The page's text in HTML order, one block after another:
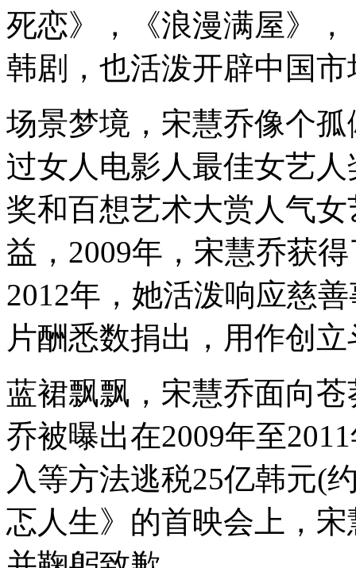
死恋》，《浪漫满屋》
韩剧，也活泼开辟中国
场景梦境，宋慧乔像个
过女人电影人最佳女艺
奖和百想艺术大赏人气
益，2009年，宋慧乔获
2012年，她活泼响应慈
片酬悉数捐出，用作创
蓝裙飘飘，宋慧乔面向
乔被曝出在2009年至
入等方法逃税25亿韩元(
忑人生》的首映会上，